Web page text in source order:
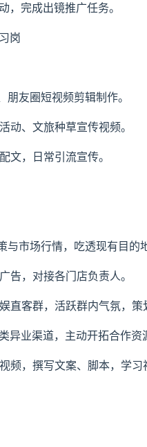
，完成出镜推广任务。
岗
朋友圈短视频剪辑制作。
动、文旅种草宣传视频。
文，日常引流宣传。
与市场行情，吃透现有目的
告，对接各门店负责人。
直客群，活跃群内气氛，策
异业渠道，主动开拓合作资
频，撰写文案、脚本，学习